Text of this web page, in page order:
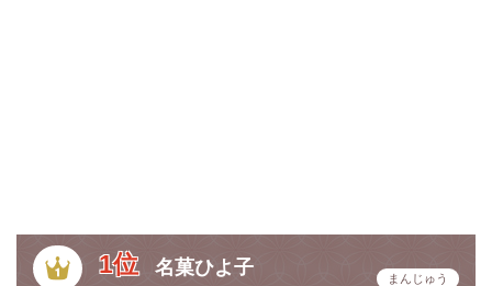
1位 名菓ひよ子
まんじゅう